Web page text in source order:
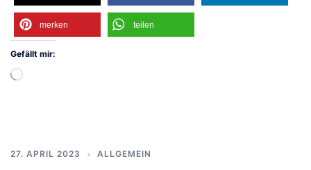
merken teilen
Gefällt mir:
Wird
27. APRIL 2023 ALLGEMEIN